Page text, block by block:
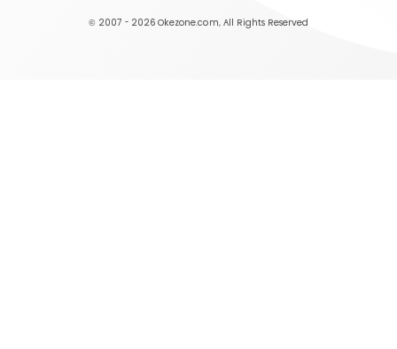
© 2007 - 2026 Okezone.com, All Rights Reserved